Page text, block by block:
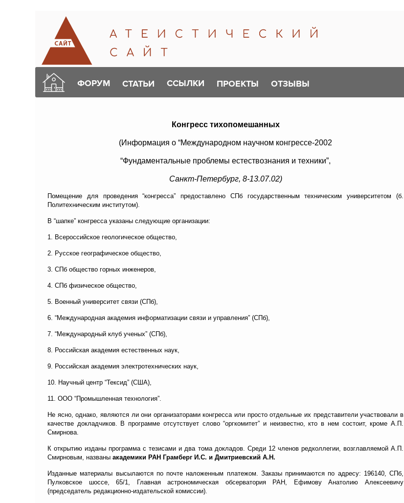
ФОРУМ СТАТЬИ ССЫЛКИ ПРОЕКТЫ ОТЗЫВЫ
Конгресс тихопомешанных
(Информация о “Международном научном конгрессе-2002
“Фундаментальные проблемы естествознания и техники”,
Санкт-Петербург, 8-13.07.02)
Помещение для проведения “конгресса” предоставлено СПб государственным техническим университетом (б.
Политехническим институтом).
В “шапке” конгресса указаны следующие организации:
1. Всероссийское геологическое общество,
2. Русское географическое общество,
3. СПб общество горных инженеров,
4. СПб физическое общество,
5. Военный университет связи (СПб),
6. “Международная академия информатизации связи и управления” (СПб),
7. “Международный клуб ученых” (СПб),
8. Российская академия естественных наук,
9. Российская академия электротехнических наук,
10. Научный центр “Тексид” (США),
11. ООО “Промышленная технология”.
Не ясно, однако, являются ли они организаторами конгресса или просто отдельные их представители участвовали в
качестве докладчиков. В программе отсутствует слово “оргкомитет” и неизвестно, кто в нем состоит, кроме А.П.
Смирнова.
К открытию изданы программа с тезисами и два тома докладов. Среди 12 членов редколлегии, возглавляемой А.П.
Смирновым, названы академики РАН Грамберг И.С. и Дмитриевский А.Н.
Изданные материалы высылаются по почте наложенным платежом. Заказы принимаются по адресу: 196140, СПб,
Пулковское шоссе, 65/1, Главная астрономическая обсерватория РАН, Ефимову Анатолию Алексеевичу
(председатель редакционно-издательской комиссии).